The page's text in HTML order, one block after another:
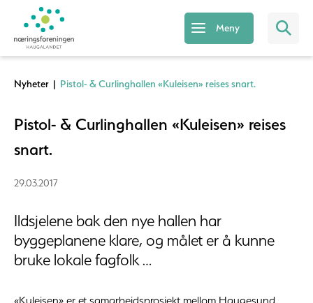
Meny
Nyheter | Pistol- & Curlinghallen «Kuleisen» reises snart.
Pistol- & Curlinghallen «Kuleisen» reises
snart.
29.03.2017
Ildsjelene bak den nye hallen har
byggeplanene klare, og målet er å kunne
bruke lokale fagfolk …
«Kuleisen» er et samarbeidsprosjekt mellom Haugesund